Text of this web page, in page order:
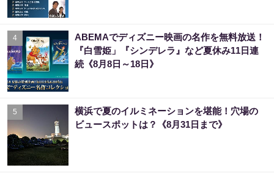
4
ABEMAでディズニー映画の名作を無料放送！
『白雪姫」『シンデレラ』など夏休み11日連
続《8月8日～18日》
5
横浜で夏のイルミネーションを堪能！穴場の
ビュースポットは？《8月31日まで》